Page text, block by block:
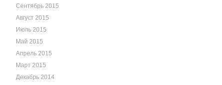
Сентябрь 2015
Август 2015
Июль 2015
Май 2015
Апрель 2015
Март 2015
Декабрь 2014